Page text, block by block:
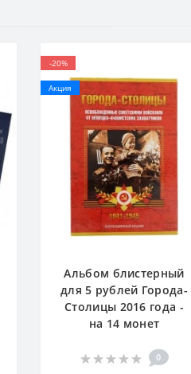
-20%
Акция
Альбом блистерный
для 5 рублей Города-
Столицы 2016 года -
на 14 монет
0